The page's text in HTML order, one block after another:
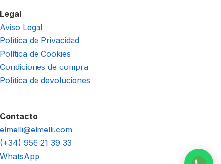
Legal
Aviso Legal
Política de Privacidad
Política de Cookies
Condiciones de compra
Política de devoluciones
Contacto
elmelli@elmelli.com
(+34) 956 21 39 33
WhatsApp